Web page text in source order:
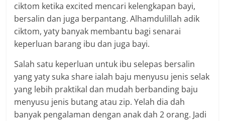
ciktom ketika excited mencari kelengkapan bayi,
bersalin dan juga berpantang. Alhamdulillah adik
ciktom, yaty banyak membantu bagi senarai
keperluan barang ibu dan juga bayi.
Salah satu keperluan untuk ibu selepas bersalin
yang yaty suka share ialah baju menyusu jenis selak
yang lebih praktikal dan mudah berbanding baju
menyusu jenis butang atau zip. Yelah dia dah
banyak pengalaman dengan anak dah 2 orang. Jadi